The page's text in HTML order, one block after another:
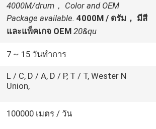
4000M/drum， Color and OEM
Package available. 4000M / ดรัม， มีสี
และแพ็คเกจ OEM 20&qu
7 ~ 15 วันทำการ
L / C, D / A, D / P, T / T, Wester N
Union,
100000 เมตร / วัน